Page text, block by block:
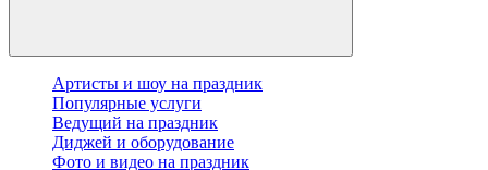
Артисты и шоу на праздник
Популярные услуги
Ведущий на праздник
Диджей и оборудование
Фото и видео на праздник